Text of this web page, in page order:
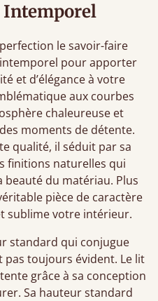
Intemporel
le savoir-faire
pour apporter
et d’élégance à votre
aux courbes
chaleureuse et
moments de détente.
qualité, il séduit par sa
finitions naturelles qui
du matériau. Plus
pièce de caractère
sublime votre intérieur.
standard qui conjugue
pas toujours évident. Le lit
grâce à sa conception
Sa hauteur standard